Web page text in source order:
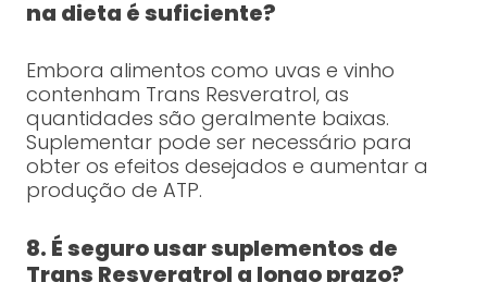
na dieta é suficiente?
Embora alimentos como uvas e vinho
contenham Trans Resveratrol, as
quantidades são geralmente baixas.
Suplementar pode ser necessário para
obter os efeitos desejados e aumentar a
produção de ATP.
8. É seguro usar suplementos de
Trans Resveratrol a longo prazo?